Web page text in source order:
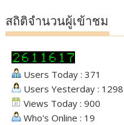
สถิติจำนวนผู้เข้าชม
Users Today : 371
Users Yesterday : 1298
Views Today : 900
Who's Online : 19